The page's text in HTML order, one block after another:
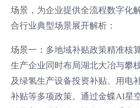
场景，为企业提供全流程数字化
合行业典型场景展开解析：
场景一：多地域补贴政策精准核
生产企业同时布局湖北大冶与攀
及绿氢生产设备投资补贴、用电
补贴等多项政策。通过金蝶AI星